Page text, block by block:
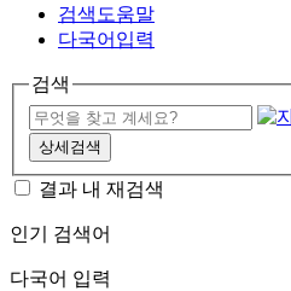
검색도움말
다국어입력
검색
상세검색
결과 내 재검색
인기 검색어
다국어 입력